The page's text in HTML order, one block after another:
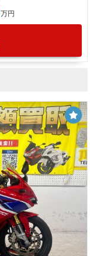
万円